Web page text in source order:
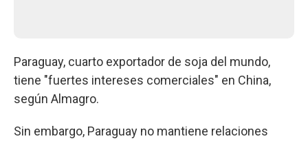
Paraguay, cuarto exportador de soja del mundo,
tiene "fuertes intereses comerciales" en China,
según Almagro.
Sin embargo, Paraguay no mantiene relaciones